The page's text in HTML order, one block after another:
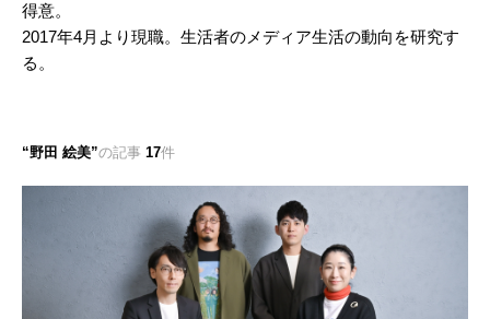
得意。
2017年4月より現職。生活者のメディア生活の動向を研究す
る。
野田 絵美 の記事 17件